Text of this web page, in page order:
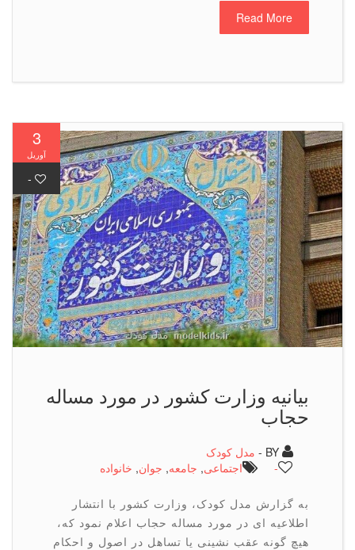
Read More
3
آوریل
-
بیانیه وزارت کشور در مورد مساله
حجاب
مدل کودک
اجتماعی,جامعه ,جوان,خانواده
به گزارش مدل کودک، وزارت کشور با انتشار
اطلاعیه ای در مورد مساله حجاب اعلام نمود که،
هیچ گونه عقب نشینی یا تساهل در اصول و احکام